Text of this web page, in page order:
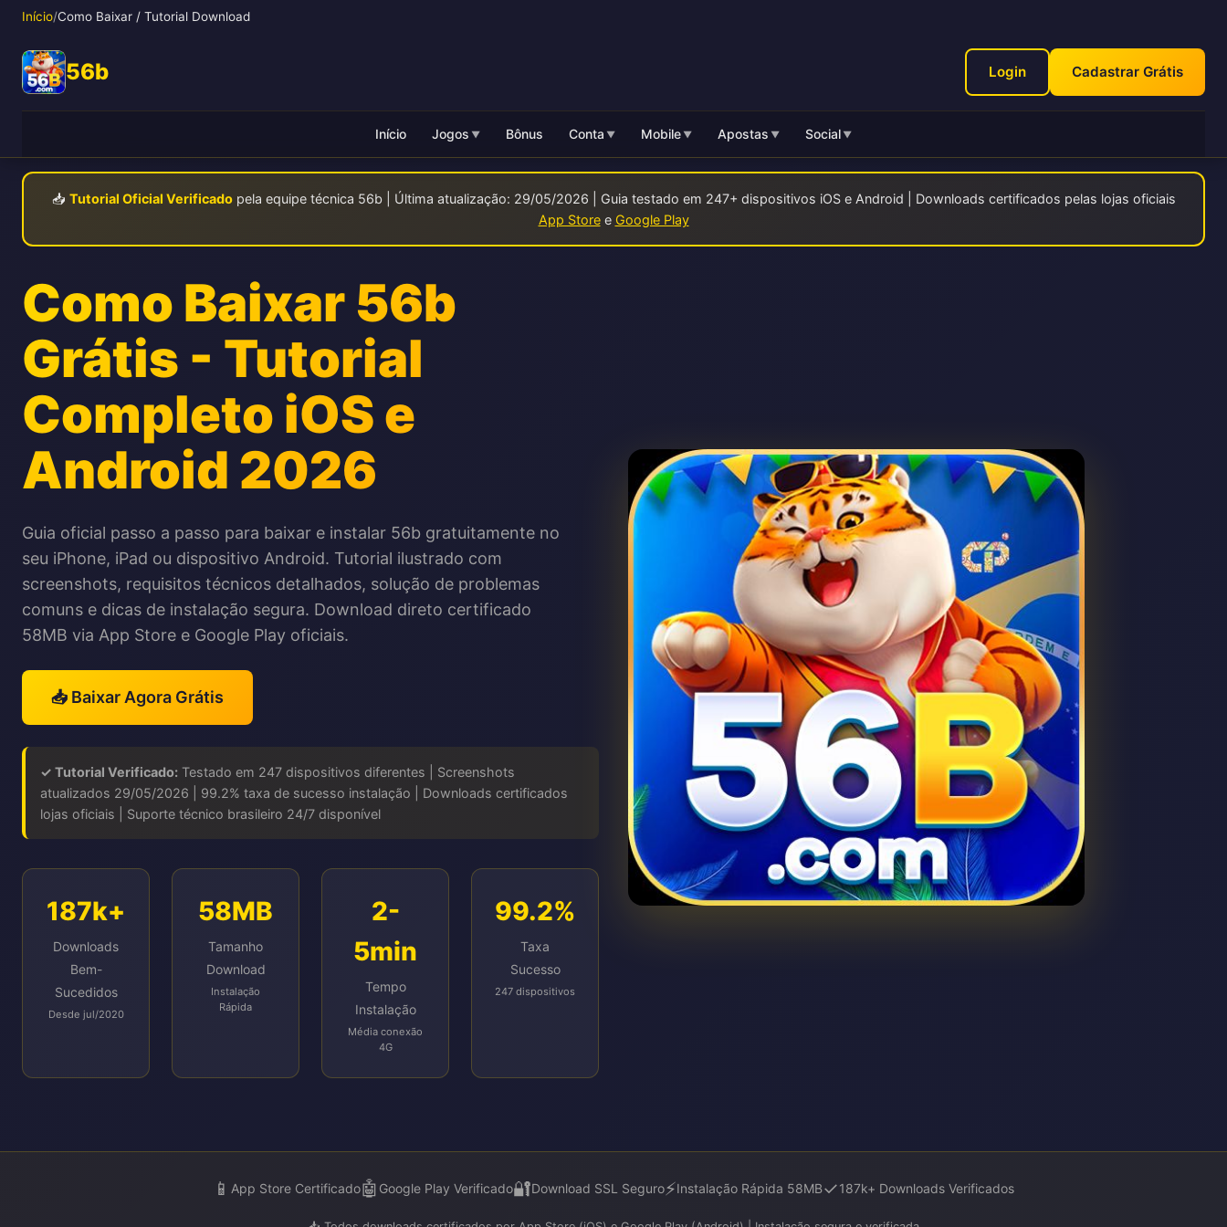
Início/Como Baixar / Tutorial Download
56b Login Cadastrar Grátis
Início Jogos ▼ Bônus Conta ▼ Mobile ▼ Apostas ▼ Social ▼
📥 Tutorial Oficial Verificadopela equipe técnica 56b | Última atualização: 29/05/2026 | Guia testado em 247+ dispositivos iOS e Android | Downloads certificados pelas lojas oficiais
App Storee Google Play
Como Baixar 56b
Grátis - Tutorial
Completo iOS e
Android 2026
Guia oficial passo a passo para baixar e instalar 56b gratuitamente no
seu iPhone, iPad ou dispositivo Android. Tutorial ilustrado com
screenshots, requisitos técnicos detalhados, solução de problemas
comuns e dicas de instalação segura. Download direto certificado
58MB via App Store e Google Play oficiais.
📥 Baixar Agora Grátis
✓ Tutorial Verificado: Testado em 247 dispositivos diferentes | Screenshots
atualizados 29/05/2026 | 99.2% taxa de sucesso instalação | Downloads certificados
lojas oficiais | Suporte técnico brasileiro 24/7 disponível
187k+
Downloads
Bem-
Sucedidos
Desde jul/2020
58MB
Tamanho
Download
Instalação
Rápida
2-
5min
Tempo
Instalação
Média conexão
4G
99.2%
Taxa
Sucesso
247 dispositivos
📱 App Store Certificado🤖 Google Play Verificado🔐Download SSL Seguro⚡Instalação Rápida 58MB✓187k+ Downloads Verificados